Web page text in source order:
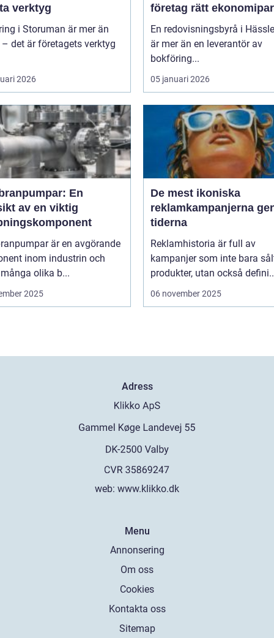
verktyg
i Storuman är mer än
det är företagets verktyg
2026
företag rätt
En redovisningsbyrå i
är mer än en leverantör av
bokföring...
05 januari 2026
En
av en viktig
är en avgörande
inom industrin och
olika b...
2025
De mest ikoniska
reklamkampanjerna
tiderna
Reklamhistoria är full av
kampanjer som inte bara
produkter, utan också
06 november 2025
Adress
web: www.klikko.dk
Menu
Annonsering
Om oss
Cookies
Kontakta oss
Sitemap